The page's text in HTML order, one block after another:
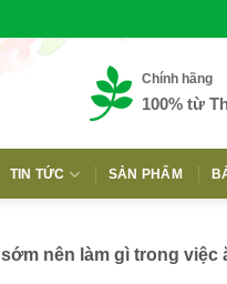
Chính hãng
100% từ
TIN TỨC SẢN PHẨM
nên làm gì trong việc